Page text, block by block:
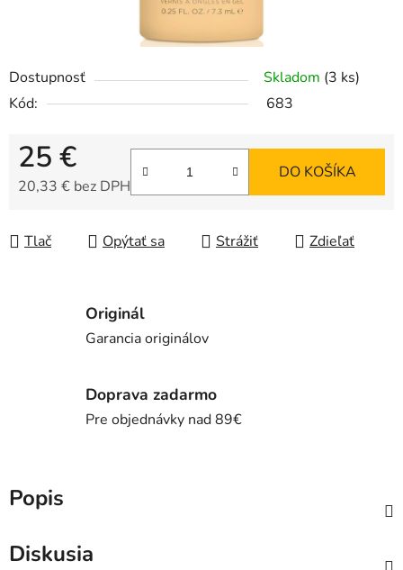
Dostupnosť Skladom (3 ks)
Kód:
683
25 €
20,33 € bez DPH
DO KOŠÍKA
Tlač Opýtať sa Strážiť Zdieľať
Originál
Garancia originálov
Doprava zadarmo
Pre objednávky nad 89€
Popis
Diskusia